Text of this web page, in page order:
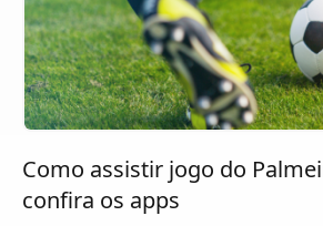
Como assistir jogo do
confira os apps